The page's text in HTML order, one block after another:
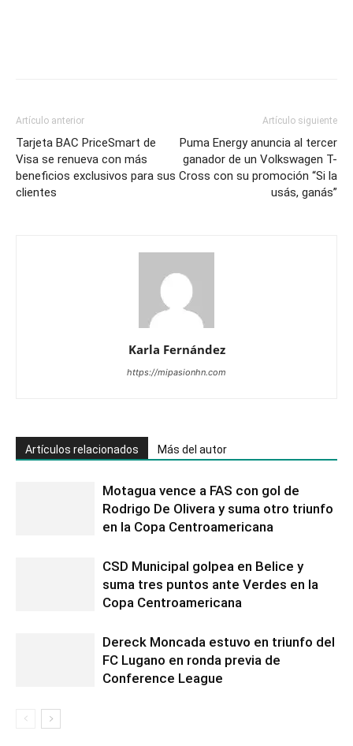
Artículo anterior
Tarjeta BAC PriceSmart de
Visa se renueva con más
beneficios exclusivos para sus
clientes
Artículo siguiente
Puma Energy anuncia al tercer
ganador de un Volkswagen T-
Cross con su promoción “Si la
usás, ganás”
Karla Fernández
https://mipasionhn.com
Artículos relacionados Más del autor
Motagua vence a FAS con gol de
Rodrigo De Olivera y suma otro triunfo
en la Copa Centroamericana
CSD Municipal golpea en Belice y
suma tres puntos ante Verdes en la
Copa Centroamericana
Dereck Moncada estuvo en triunfo del
FC Lugano en ronda previa de
Conference League